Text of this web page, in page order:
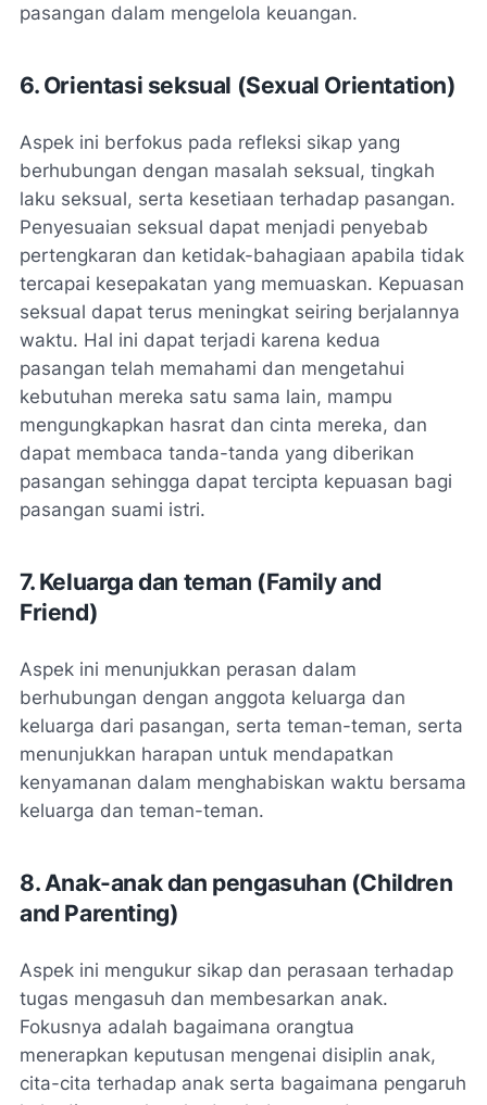
pasangan dalam mengelola keuangan.
6. Orientasi seksual (Sexual Orientation)
Aspek ini berfokus pada refleksi sikap yang
berhubungan dengan masalah seksual, tingkah
laku seksual, serta kesetiaan terhadap pasangan.
Penyesuaian seksual dapat menjadi penyebab
pertengkaran dan ketidak-bahagiaan apabila tidak
tercapai kesepakatan yang memuaskan. Kepuasan
seksual dapat terus meningkat seiring berjalannya
waktu. Hal ini dapat terjadi karena kedua
pasangan telah memahami dan mengetahui
kebutuhan mereka satu sama lain, mampu
mengungkapkan hasrat dan cinta mereka, dan
dapat membaca tanda-tanda yang diberikan
pasangan sehingga dapat tercipta kepuasan bagi
pasangan suami istri.
7. Keluarga dan teman (Family and
Friend)
Aspek ini menunjukkan perasan dalam
berhubungan dengan anggota keluarga dan
keluarga dari pasangan, serta teman-teman, serta
menunjukkan harapan untuk mendapatkan
kenyamanan dalam menghabiskan waktu bersama
keluarga dan teman-teman.
8. Anak-anak dan pengasuhan (Children
and Parenting)
Aspek ini mengukur sikap dan perasaan terhadap
tugas mengasuh dan membesarkan anak.
Fokusnya adalah bagaimana orangtua
menerapkan keputusan mengenai disiplin anak,
cita-cita terhadap anak serta bagaimana pengaruh